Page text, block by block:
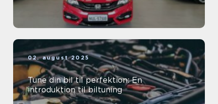
02. august 2025
Tune din bil til perfektion: En
introduktion til biltuning